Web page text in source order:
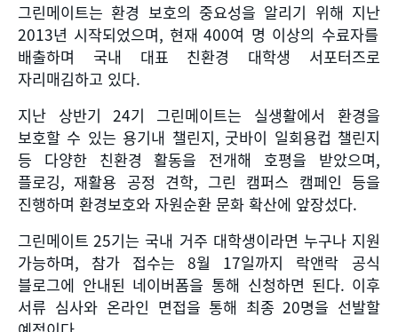
그린메이트는 환경 보호의 중요성을 알리기 위해 지난
2013년 시작되었으며, 현재 400여 명 이상의 수료자를
배출하며 국내 대표 친환경 대학생 서포터즈로
자리매김하고 있다.
지난 상반기 24기 그린메이트는 실생활에서 환경을
보호할 수 있는 용기내 챌린지, 굿바이 일회용컵 챌린지
등 다양한 친환경 활동을 전개해 호평을 받았으며,
플로깅, 재활용 공정 견학, 그린 캠퍼스 캠페인 등을
진행하며 환경보호와 자원순환 문화 확산에 앞장섰다.
그린메이트 25기는 국내 거주 대학생이라면 누구나 지원
가능하며, 참가 접수는 8월 17일까지 락앤락 공식
블로그에 안내된 네이버폼을 통해 신청하면 된다. 이후
서류 심사와 온라인 면접을 통해 최종 20명을 선발할